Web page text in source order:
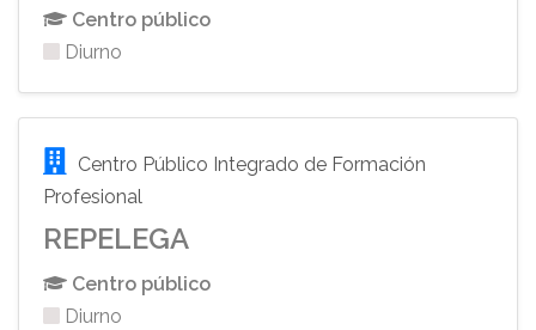
Centro público
Diurno
Centro Público Integrado de Formación
Profesional
REPELEGA
Centro público
Diurno